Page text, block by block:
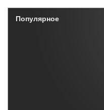
Популярное